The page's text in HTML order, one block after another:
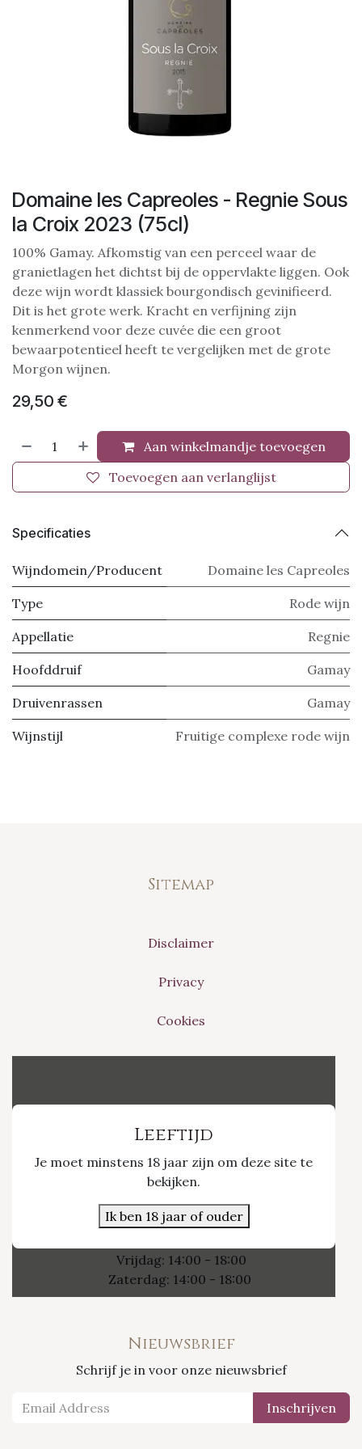
Domaine les Capreoles - Regnie Sous
la Croix 2023 (75cl)
100% Gamay. Afkomstig van een perceel waar de
granietlagen het dichtst bij de oppervlakte liggen. Ook
deze wijn wordt klassiek bourgondisch gevinifieerd.
Dit is het grote werk. Kracht en verfijning zijn
kenmerkend voor deze cuvée die een groot
bewaarpotentieel heeft te vergelijken met de grote
Morgon wijnen.
29,50 €
Aan winkelmandje toevoegen
Toevoegen aan verlanglijst
Specificaties
Wijndomein/Producent Domaine les Capreoles
Type Rode wijn
Appellatie Regnie
Hoofddruif Gamay
Druivenrassen Gamay
Wijnstijl Fruitige complexe rode wijn
Sitemap
Disclaimer
Privacy
Cookies
Leeftijd
Je moet minstens 18 jaar zijn om deze site te
bekijken.
Ik ben 18 jaar of ouder
Nieuwpoort 21/1
Openingsuren
Vrijdag: 14:00 - 18:00
Zaterdag: 14:00 - 18:00
Nieuwsbrief
Schrijf je in voor onze nieuwsbrief
Inschrijven